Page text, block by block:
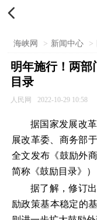

海峡网 > 新闻中心 >
明年施行！两部
目录
人民网 2022-10-29 10:58
据国家发展改
展改革委、商务部
全文发布《鼓励外
简称《鼓励目录》）
据了解，修订
励政策基本稳定的